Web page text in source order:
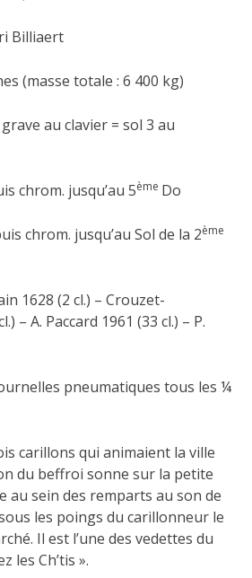
Billiaert
(masse totale : 6 400 kg)
au clavier = sol 3 au
chrom. jusqu’au 5ème Do
chrom. jusqu’au Sol de la 2ème
1628 (2 cl.) – Crouzet-
– A. Paccard 1961 (33 cl.) – P.
pneumatiques tous les ¼
carillons qui animaient la ville
du beffroi sonne sur la petite
au sein des remparts au son de
les poings du carillonneur le
Il est l’une des vedettes du
les Ch’tis ».